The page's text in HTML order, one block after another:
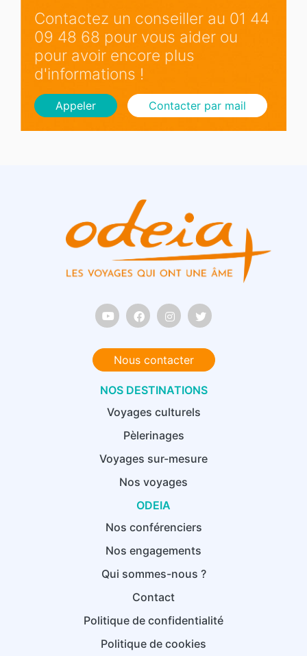
Contactez un conseiller au 01 44
09 48 68 pour vous aider ou
pour avoir encore plus
d'informations !
Appeler Contacter par mail
Nous contacter
NOS DESTINATIONS
Voyages culturels
Pèlerinages
Voyages sur-mesure
Nos voyages
ODEIA
Nos conférenciers
Nos engagements
Qui sommes-nous ?
Contact
Politique de confidentialité
Politique de cookies